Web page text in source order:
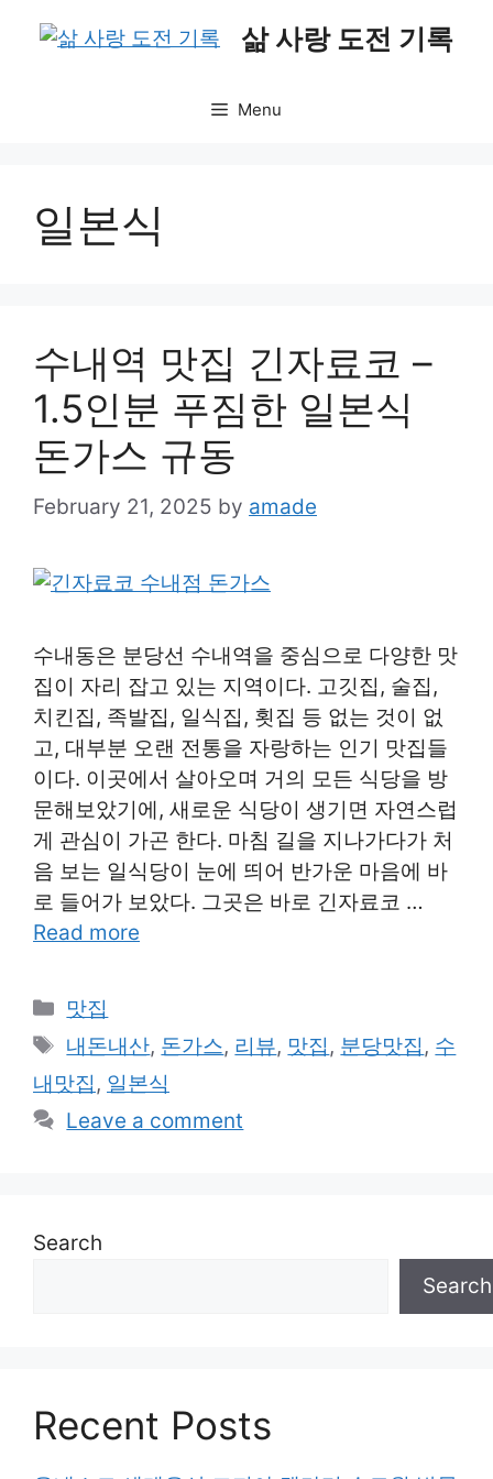
삶 사랑 도전 기록
Menu
일본식
수내역 맛집 긴자료코 –
1.5인분 푸짐한 일본식
돈가스 규동
February 21, 2025 by amade
수내동은 분당선 수내역을 중심으로 다양한 맛
집이 자리 잡고 있는 지역이다. 고깃집, 술집,
치킨집, 족발집, 일식집, 횟집 등 없는 것이 없
고, 대부분 오랜 전통을 자랑하는 인기 맛집들
이다. 이곳에서 살아오며 거의 모든 식당을 방
문해보았기에, 새로운 식당이 생기면 자연스럽
게 관심이 가곤 한다. 마침 길을 지나가다가 처
음 보는 일식당이 눈에 띄어 반가운 마음에 바
로 들어가 보았다. 그곳은 바로 긴자료코 …
Read more
Categories
맛집
Tags
내돈내산, 돈가스, 리뷰, 맛집 , 분당맛집 , 수
내맛집 , 일본식
Leave a comment
Search
Search
Recent Posts